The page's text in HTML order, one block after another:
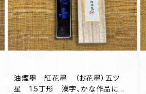
油煙墨 紅花墨 （お花墨）五ツ
星 1.5丁形 漢字、かな作品にオ